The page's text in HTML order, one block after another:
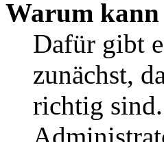
Warum
Dafür gibt
zunächst,
richtig